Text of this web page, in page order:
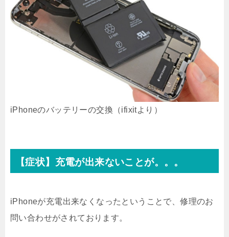
iPhoneのバッテリーの交換（ifixitより）
【症状】充電が出来ないことが。。。
iPhoneが充電出来なくなったということで、修理のお
問い合わせがされております。